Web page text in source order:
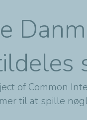
of Common
til at spille